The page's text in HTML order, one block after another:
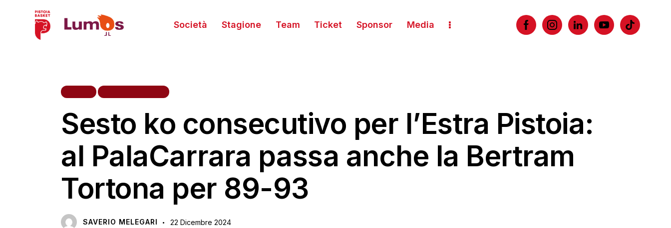
Società Stagione Team Ticket Sponsor Media
Sesto ko consecutivo per l’Estra Pistoia:
al PalaCarrara passa anche la Bertram
Tortona per 89-93
SAVERIO MELEGARI 22 Dicembre 2024